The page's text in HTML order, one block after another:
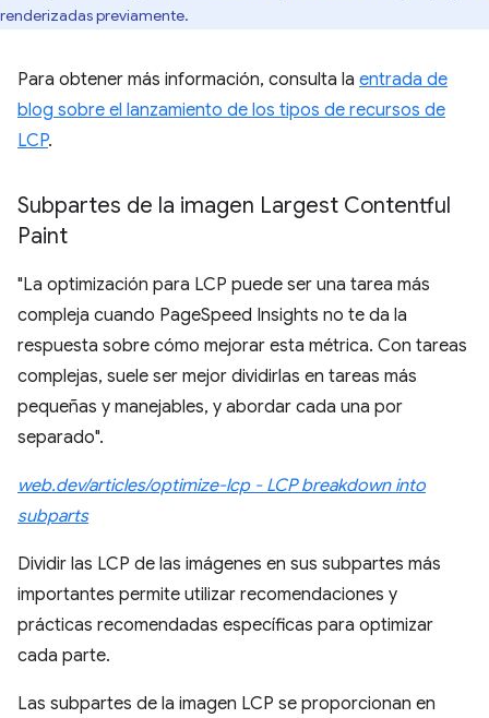
renderizadas previamente.
Para obtener más información, consulta la entrada de
blog sobre el lanzamiento de los tipos de recursos de
LCP.
Subpartes de la imagen Largest Contentful
Paint
"La optimización para LCP puede ser una tarea más
compleja cuando PageSpeed Insights no te da la
respuesta sobre cómo mejorar esta métrica. Con tareas
complejas, suele ser mejor dividirlas en tareas más
pequeñas y manejables, y abordar cada una por
separado".
web.dev/articles/optimize-lcp - LCP breakdown into
subparts
Dividir las LCP de las imágenes en sus subpartes más
importantes permite utilizar recomendaciones y
prácticas recomendadas específicas para optimizar
cada parte.
Las subpartes de la imagen LCP se proporcionan en